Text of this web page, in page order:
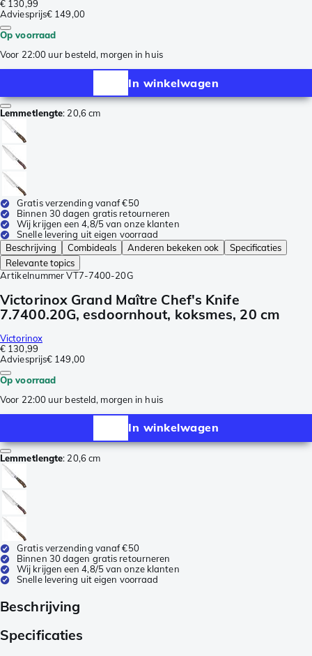
€ 130,99
Adviesprijs€ 149,00
Op voorraad
Voor 22:00 uur besteld, morgen in huis
In winkelwagen
Lemmetlengte: 20,6 cm
Gratis verzending vanaf €50
Binnen 30 dagen gratis retourneren
Wij krijgen een 4,8/5 van onze klanten
Snelle levering uit eigen voorraad
Beschrijving
Combideals Anderen bekeken ook
Specificaties
Relevante topics
Artikelnummer VT7-7400-20G
Victorinox Grand Maître Chef's Knife
7.7400.20G, esdoornhout, koksmes, 20 cm
Victorinox
€ 130,99
Adviesprijs€ 149,00
Op voorraad
Voor 22:00 uur besteld, morgen in huis
In winkelwagen
Lemmetlengte: 20,6 cm
Gratis verzending vanaf €50
Binnen 30 dagen gratis retourneren
Wij krijgen een 4,8/5 van onze klanten
Snelle levering uit eigen voorraad
Beschrijving
Specificaties